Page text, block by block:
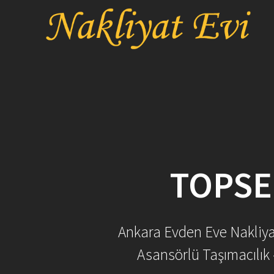
Ankara Evden Eve
Asansörlü